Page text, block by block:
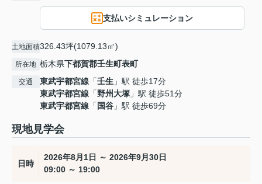
支払いシミュレーション
土地面積326.43坪(1079.13㎡)
所在地 栃木県下都賀郡壬生町表町
交通 東武宇都宮線 「壬生 」駅 徒歩17分
東武宇都宮線 「野州大塚 」駅 徒歩51分
東武宇都宮線 「 国谷 」駅 徒歩69分
現地見学会
日時
2026年8月1日 ～ 2026年9月30日
09:00 ～ 19:00